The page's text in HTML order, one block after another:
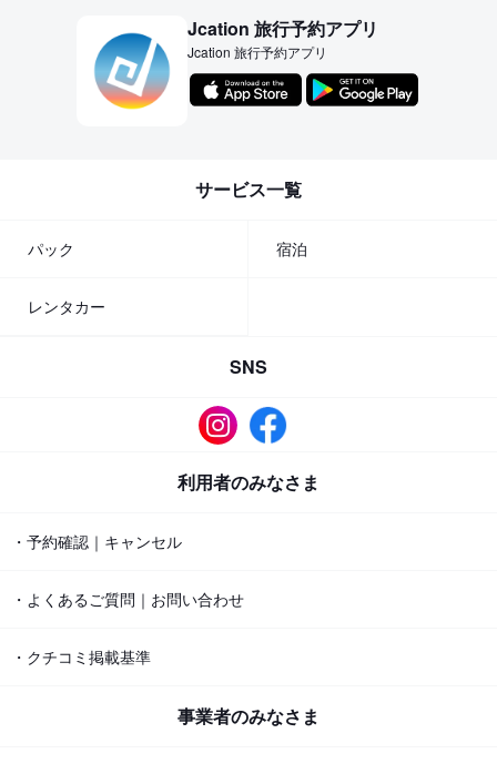
Jcation 旅行予約アプリ
Jcation 旅行予約アプリ
サービス一覧
パック 宿泊
レンタカー
SNS
利用者のみなさま
・予約確認｜キャンセル
・よくあるご質問｜お問い合わせ
・クチコミ掲載基準
事業者のみなさま